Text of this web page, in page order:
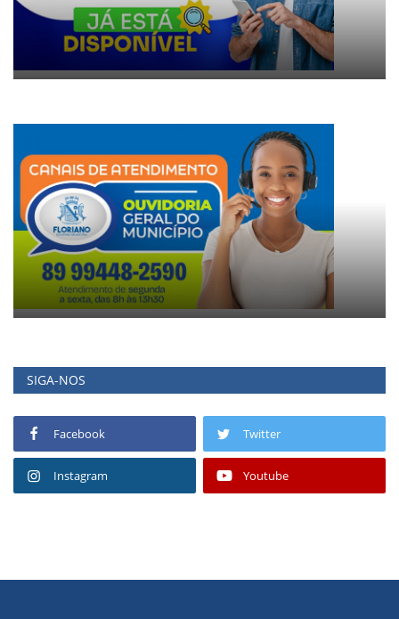
SIGA-NOS
Facebook Twitter
Instagram Youtube